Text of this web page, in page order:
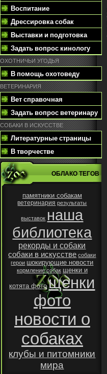
Воспитание
Дрессировка собак
Выставки и подготовка
Задать вопрос кинологу
ОХОТНИЧЬИ УГОДЬЯ
В помощь охотоведу
ВЕТЕРИНАРИЯ
Вет справочная
Задать вопрос ветеринару
СОБАКИ В ИСКУССТВЕ
Литературные страницы
В творчестве
ОБЛАКО ТЕГОВ
памятники собакам
ветеринария результаты
выставок наша
библиотека
рекорды и собаки
собаки в искусстве собаки
герои шокирующие новости
кормление собак щенки и
котята фото щенки
фото
новости о
собаках
клубы и питомники
мира